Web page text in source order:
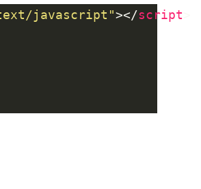
javascript"></script